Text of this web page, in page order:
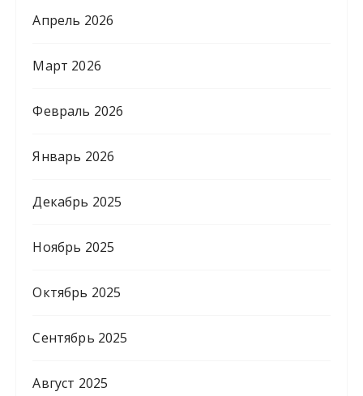
Апрель 2026
Март 2026
Февраль 2026
Январь 2026
Декабрь 2025
Ноябрь 2025
Октябрь 2025
Сентябрь 2025
Август 2025